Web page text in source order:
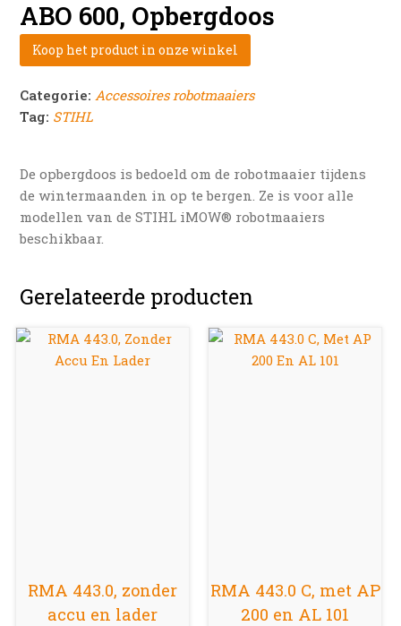
ABO 600, Opbergdoos
Koop het product in onze winkel
Categorie: Accessoires robotmaaiers
Tag: STIHL
De opbergdoos is bedoeld om de robotmaaier tijdens
de wintermaanden in op te bergen. Ze is voor alle
modellen van de STIHL iMOW® robotmaaiers
beschikbaar.
Gerelateerde producten
RMA 443.0, zonder
accu en lader
RMA 443.0 C, met AP
200 en AL 101